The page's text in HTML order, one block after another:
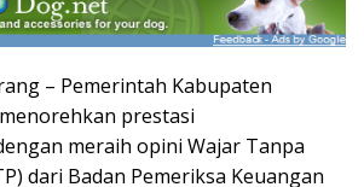
– Pemerintah Kabupaten
prestasi
meraih opini Wajar Tanpa
dari Badan Pemeriksa Keuangan